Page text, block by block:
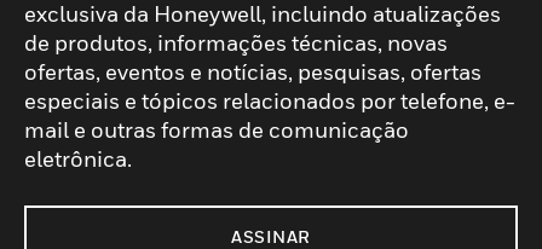
exclusiva da Honeywell, incluindo atualizações
de produtos, informações técnicas, novas
ofertas, eventos e notícias, pesquisas, ofertas
especiais e tópicos relacionados por telefone, e-
mail e outras formas de comunicação
eletrônica.
ASSINAR